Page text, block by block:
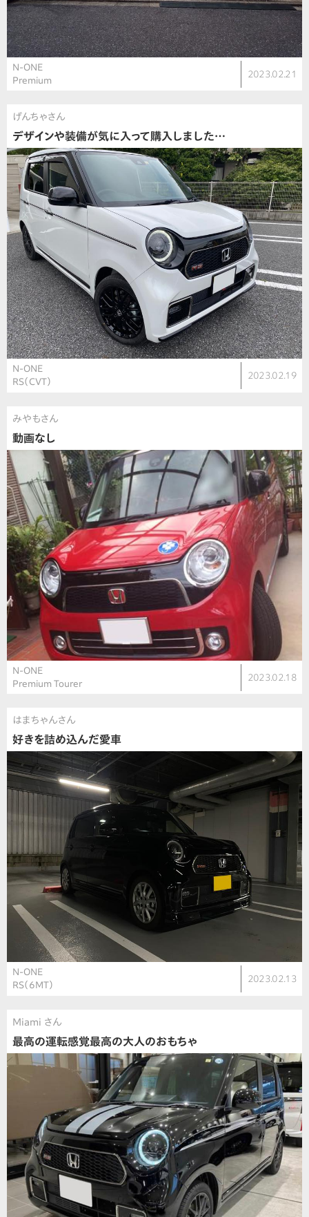
N-ONE
Premium
2023.02.21
げんちゃさん
デザインや装備が気に入って購入しました…
N-ONE
RS（CVT）
2023.02.19
みやもさん
動画なし
N-ONE
Premium Tourer
2023.02.18
はまちゃんさん
好きを詰め込んだ愛車
N-ONE
RS（6MT）
2023.02.13
Miami さん
最高の運転感覚最高の大人のおもちゃ